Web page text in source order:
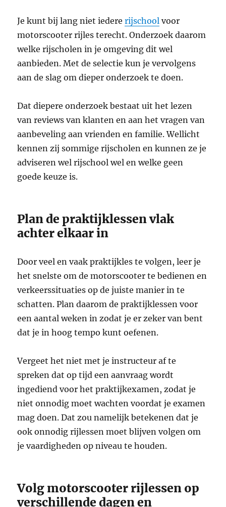
Je kunt bij lang niet iedererijschool voor
motorscooter rijles terecht. Onderzoek daarom
welke rijscholen in je omgeving dit wel
aanbieden. Met de selectie kun je vervolgens
aan de slag om dieper onderzoek te doen.
Dat diepere onderzoek bestaat uit het lezen
van reviews van klanten en aan het vragen van
aanbeveling aan vrienden en familie. Wellicht
kennen zij sommige rijscholen en kunnen ze je
adviseren wel rijschool wel en welke geen
goede keuze is.
Plan de praktijklessen vlak
achter elkaar in
Door veel en vaak praktijkles te volgen, leer je
het snelste om de motorscooter te bedienen en
verkeerssituaties op de juiste manier in te
schatten. Plan daarom de praktijklessen voor
een aantal weken in zodat je er zeker van bent
dat je in hoog tempo kunt oefenen.
Vergeet het niet met je instructeur af te
spreken dat op tijd een aanvraag wordt
ingediend voor het praktijkexamen, zodat je
niet onnodig moet wachten voordat je examen
mag doen. Dat zou namelijk betekenen dat je
ook onnodig rijlessen moet blijven volgen om
je vaardigheden op niveau te houden.
Volg motorscooter rijlessen op
verschillende dagen en